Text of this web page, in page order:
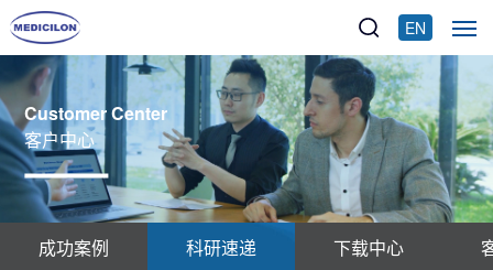
EN
Customer Center
客户中心
成功案例 科研速递 下载中心